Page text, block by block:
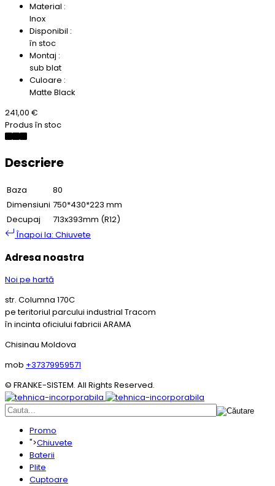
Material :
Inox
Disponibil :
în stoc
Montaj :
sub blat
Culoare :
Matte Black
241,00 €
Produs în stoc
Descriere
Baza
80
Dimensiuni 750*430*223 mm
Decupaj
713x393mm (R12)
Înapoi la: Chiuvete
Adresa noastra
Noi pe hartă
str. Columna 170C
pe teritoriul parcului industrial Tracom
în incinta oficiului fabricii ARAMA
Chisinau Moldova
mob +37379959571
© FRANKE-SISTEM. All Rights Reserved.
Promo
">Chiuvete
Baterii
Plite
Cuptoare